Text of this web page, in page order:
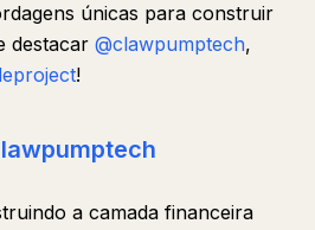
únicas para construir
destacar @clawpumptech,
!
a camada financeira